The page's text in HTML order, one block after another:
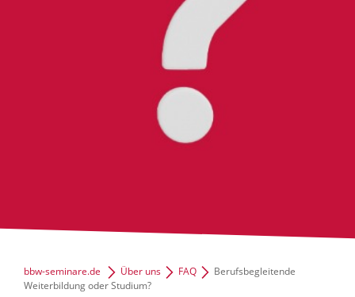
bbw-seminare.de Über uns FAQ
Berufsbegleitende
Weiterbildung oder Studium?